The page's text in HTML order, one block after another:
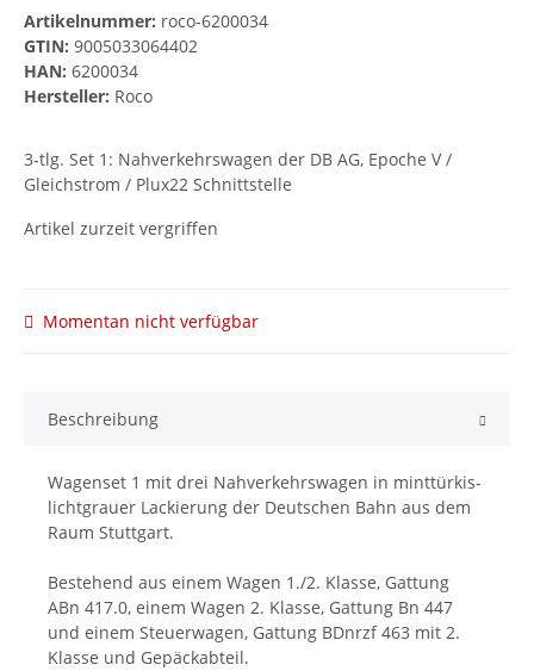
Artikelnummer: roco-6200034
GTIN: 9005033064402
HAN: 6200034
Hersteller: Roco
3-tlg. Set 1: Nahverkehrswagen der DB AG, Epoche V /
Gleichstrom / Plux22 Schnittstelle
Artikel zurzeit vergriffen
Momentan nicht verfügbar
Beschreibung
Wagenset 1 mit drei Nahverkehrswagen in minttürkis-
lichtgrauer Lackierung der Deutschen Bahn aus dem
Raum Stuttgart.
Bestehend aus einem Wagen 1./2. Klasse, Gattung
ABn 417.0, einem Wagen 2. Klasse, Gattung Bn 447
und einem Steuerwagen, Gattung BDnrzf 463 mit 2.
Klasse und Gepäckabteil.